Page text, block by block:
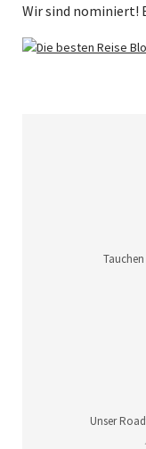
Wir sind nominiert!
Unser